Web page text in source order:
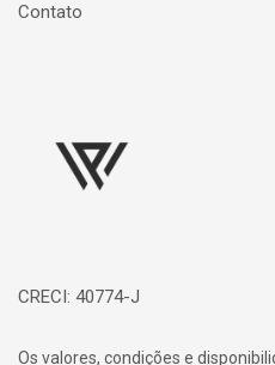
Contato
CRECI: 40774-J
Os valores, condições e